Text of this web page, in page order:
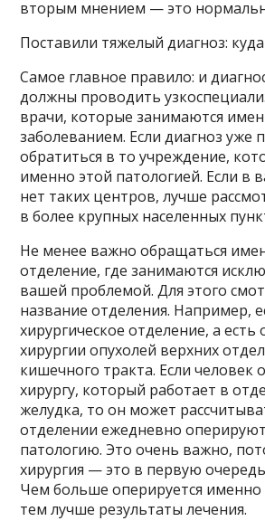
вторым мнением — это
Поставили тяжелый диагноз:
Самое главное правило: и
должны проводить
врачи, которые занимаются
заболеванием. Если диагноз уже
обратиться в то учреждение,
именно этой патологией. Если в
нет таких центров, лучше
в более крупных населенных
Не менее важно обращаться
отделение, где занимаются
вашей проблемой. Для этого
название отделения. Например,
хирургическое отделение, а есть
хирургии опухолей верхних
кишечного тракта. Если человек
хирургу, который работает в
желудка, то он может
отделении ежедневно
патологию. Это очень важно,
хирургия — это в первую
Чем больше оперируется именно
тем лучше результаты лечения.